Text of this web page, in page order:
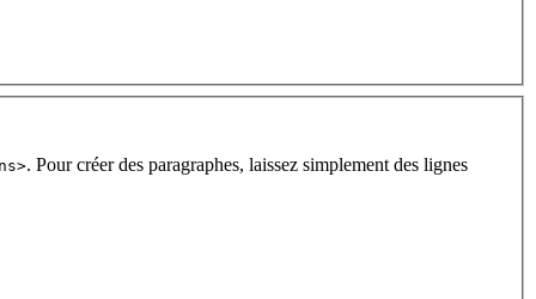
. Pour créer des paragraphes, laissez simplement des lignes